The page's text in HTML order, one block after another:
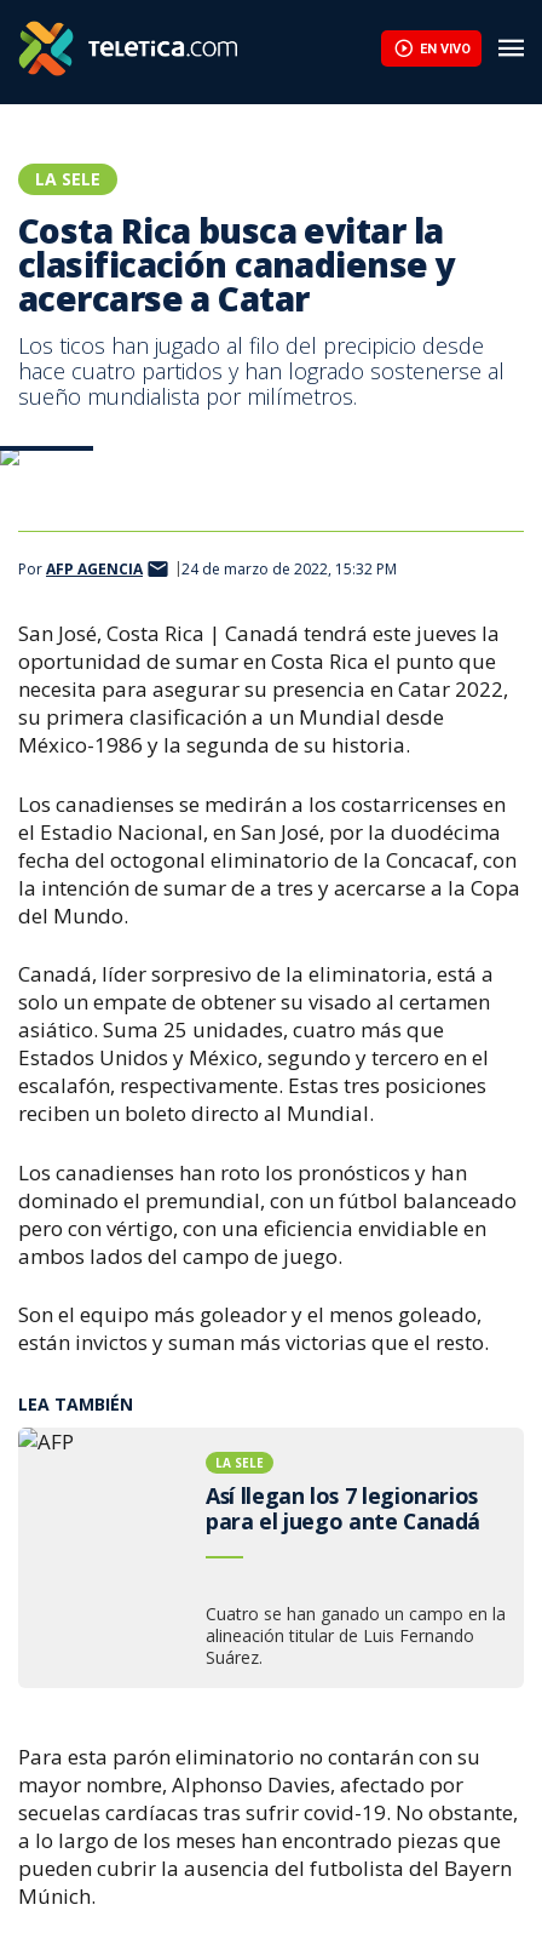
EN VIVO
LA SELE
Costa Rica busca evitar la
clasificación canadiense y
acercarse a Catar
Los ticos han jugado al filo del precipicio desde
hace cuatro partidos y han logrado sostenerse al
sueño mundialista por milímetros.
PorAFP AGENCIA 24 de marzo de 2022, 15:32 PM
San José, Costa Rica | Canadá tendrá este jueves la
oportunidad de sumar en Costa Rica el punto que
necesita para asegurar su presencia en Catar 2022,
su primera clasificación a un Mundial desde
México-1986 y la segunda de su historia.
Los canadienses se medirán a los costarricenses en
el Estadio Nacional, en San José, por la duodécima
fecha del octogonal eliminatorio de la Concacaf, con
la intención de sumar de a tres y acercarse a la Copa
del Mundo.
Canadá, líder sorpresivo de la eliminatoria, está a
solo un empate de obtener su visado al certamen
asiático. Suma 25 unidades, cuatro más que
Estados Unidos y México, segundo y tercero en el
escalafón, respectivamente. Estas tres posiciones
reciben un boleto directo al Mundial.
Los canadienses han roto los pronósticos y han
dominado el premundial, con un fútbol balanceado
pero con vértigo, con una eficiencia envidiable en
ambos lados del campo de juego.
Son el equipo más goleador y el menos goleado,
están invictos y suman más victorias que el resto.
LEA TAMBIÉN
LA SELE
Así llegan los 7 legionarios
para el juego ante Canadá
Cuatro se han ganado un campo en la
alineación titular de Luis Fernando
Suárez.
Para esta parón eliminatorio no contarán con su
mayor nombre, Alphonso Davies, afectado por
secuelas cardíacas tras sufrir covid-19. No obstante,
a lo largo de los meses han encontrado piezas que
pueden cubrir la ausencia del futbolista del Bayern
Múnich.